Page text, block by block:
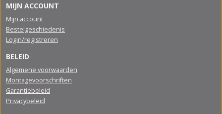
MIJN ACCOUNT
Mijn account
Bestelgeschiedenis
Login/registreren
BELEID
Algemene voorwaarden
Montagevoorschriften
Garantiebeleid
Privacybeleid